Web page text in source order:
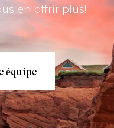
en offrir plus!
équipe